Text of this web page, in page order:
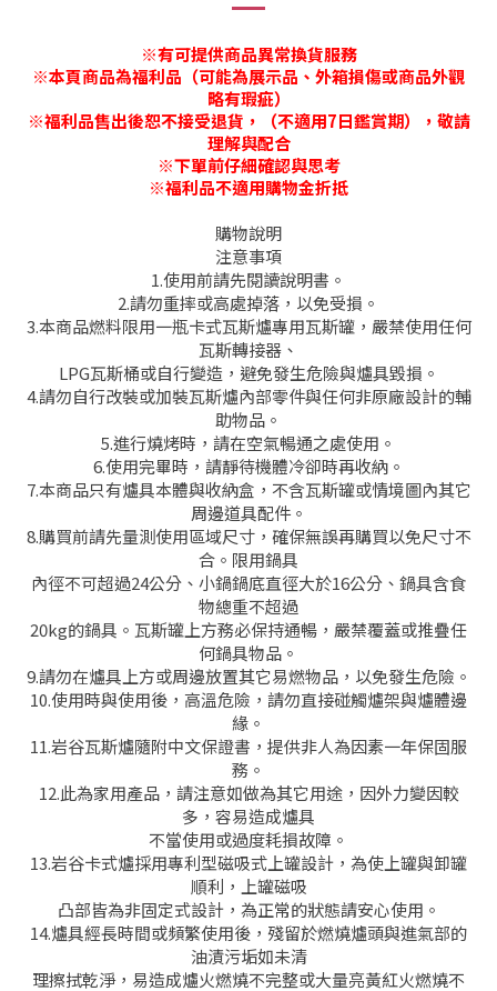
※有可提供商品異常換貨服務
※本頁商品為福利品（可能為展示品、外箱損傷或商品外觀
略有瑕疵）
※福利品售出後恕不接受退貨，（不適用7日鑑賞期），敬請
理解與配合
※下單前仔細確認與思考
※福利品不適用購物金折抵
購物說明
注意事項
1.使用前請先閱讀說明書。
2.請勿重摔或高處掉落，以免受損。
3.本商品燃料限用一瓶卡式瓦斯爐專用瓦斯罐，嚴禁使用任何
瓦斯轉接器、
LPG瓦斯桶或自行變造，避免發生危險與爐具毀損。
4.請勿自行改裝或加裝瓦斯爐內部零件與任何非原廠設計的輔
助物品。
5.進行燒烤時，請在空氣暢通之處使用。
6.使用完畢時，請靜待機體冷卻時再收納。
7.本商品只有爐具本體與收納盒，不含瓦斯罐或情境圖內其它
周邊道具配件。
8.購買前請先量測使用區域尺寸，確保無誤再購買以免尺寸不
合。限用鍋具
內徑不可超過24公分、小鍋鍋底直徑大於16公分、鍋具含食
物總重不超過
20kg的鍋具。瓦斯罐上方務必保持通暢，嚴禁覆蓋或推疊任
何鍋具物品。
9.請勿在爐具上方或周邊放置其它易燃物品，以免發生危險。
10.使用時與使用後，高溫危險，請勿直接碰觸爐架與爐體邊
緣。
11.岩谷瓦斯爐隨附中文保證書，提供非人為因素一年保固服
務。
12.此為家用產品，請注意如做為其它用途，因外力變因較
多，容易造成爐具
不當使用或過度耗損故障。
13.岩谷卡式爐採用專利型磁吸式上罐設計，為使上罐與卸罐
順利，上罐磁吸
凸部皆為非固定式設計，為正常的狀態請安心使用。
14.爐具經長時間或頻繁使用後，殘留於燃燒爐頭與進氣部的
油漬污垢如未清
理擦拭乾淨，易造成爐火燃燒不完整或大量亮黃紅火燃燒不